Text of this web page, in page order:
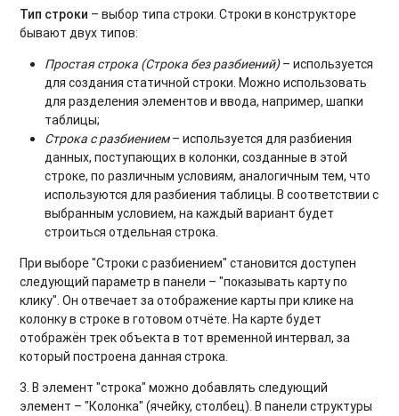
Тип строки – выбор типа строки. Строки в конструкторе
бывают двух типов:
Простая строка (Строка без разбиений)– используется
для создания статичной строки. Можно использовать
для разделения элементов и ввода, например, шапки
таблицы;
Строка с разбиением– используется для разбиения
данных, поступающих в колонки, созданные в этой
строке, по различным условиям, аналогичным тем, что
используются для разбиения таблицы. В соответствии с
выбранным условием, на каждый вариант будет
строиться отдельная строка.
При выборе "Строки с разбиением" становится доступен
следующий параметр в панели – "показывать карту по
клику". Он отвечает за отображение карты при клике на
колонку в строке в готовом отчёте. На карте будет
отображён трек объекта в тот временной интервал, за
который построена данная строка.
3. В элемент "строка" можно добавлять следующий
элемент – "Колонка" (ячейку, столбец). В панели структуры